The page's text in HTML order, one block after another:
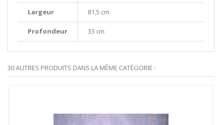
Largeur 81,5 cm
Profondeur 33 cm
30 AUTRES PRODUITS DANS LA MÊME CATÉGORIE :